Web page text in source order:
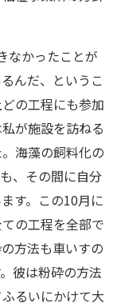
なかったことが
んだ、というこ
の工程にも参加
が施設を訪ねる
海藻の飼料化の
、その間に自分
す。この10月に
の工程を全部で
方法も車いすの
彼は粉砕の方法
るいにかけて大